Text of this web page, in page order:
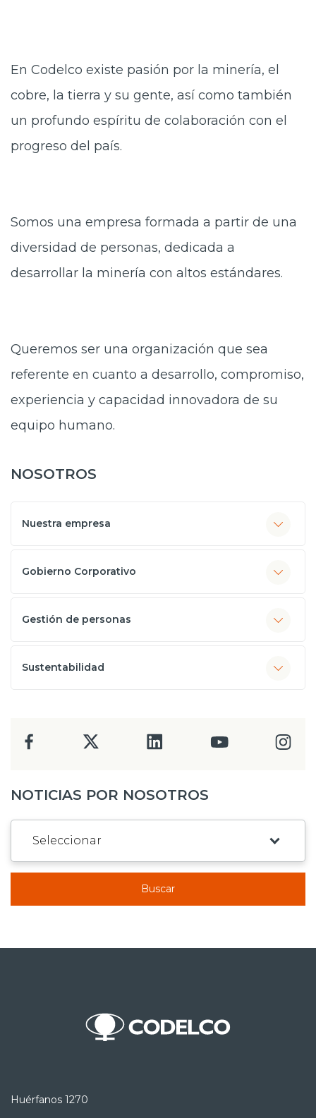
En Codelco existe pasión por la minería, el
cobre, la tierra y su gente, así como también
un profundo espíritu de colaboración con el
progreso del país.
Somos una empresa formada a partir de una
diversidad de personas, dedicada a
desarrollar la minería con altos estándares.
Queremos ser una organización que sea
referente en cuanto a desarrollo, compromiso,
experiencia y capacidad innovadora de su
equipo humano.
NOSOTROS
Nuestra empresa
Gobierno Corporativo
Gestión de personas
Sustentabilidad
NOTICIAS POR NOSOTROS
Buscar
Huérfanos 1270